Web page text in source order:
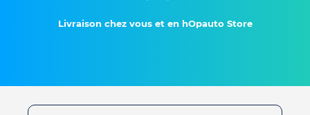
Livraison chez vous et en hOpauto Store